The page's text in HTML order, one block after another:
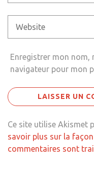
Enregistrer mon nom,
navigateur pour mon
Ce site utilise Akismet
savoir plus sur la
commentaires sont